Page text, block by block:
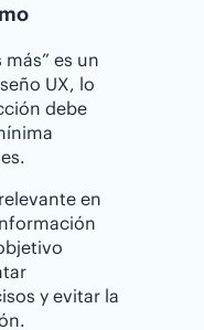
es un
UX, lo
debe
en
y evitar la